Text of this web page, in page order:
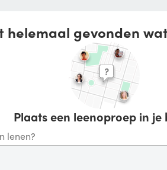
helemaal gevonden
Plaats een leenoproep in je
lenen?